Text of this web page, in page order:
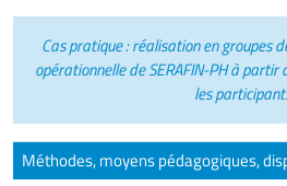
Cas pratique : réalisation en groupes
opérationnelle de SERAFIN-PH à
les
Méthodes, moyens pédagogiques,